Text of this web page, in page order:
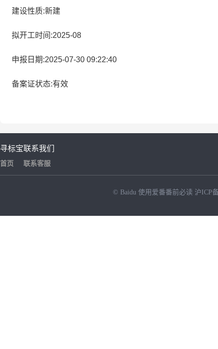
建设性质:新建
拟开工时间:2025-08
申报日期:2025-07-30 09:22:40
备案证状态:有效
寻标宝
首页
联系我们
联系客服
© Baidu 使用爱番番前必读 沪ICP